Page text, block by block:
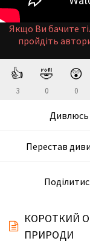
Якщо Ви бачите
пройдіть
👍
3
🤣
0
😲
0
Дивлюсь
Перестав
КОРОТКИЙ
ПРИРОДИ